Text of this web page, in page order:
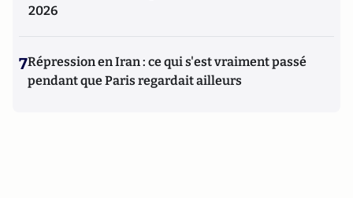
2026
7Répression en Iran : ce qui s'est vraiment passé
pendant que Paris regardait ailleurs